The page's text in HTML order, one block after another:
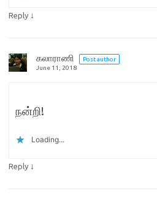
Reply ↓
கலாராணி
Post author
June 11, 2018
நன்றி!
Loading...
Reply ↓